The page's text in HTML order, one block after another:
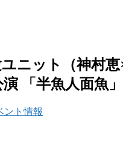
ユニット（神村
「半魚人面魚」
ント情報